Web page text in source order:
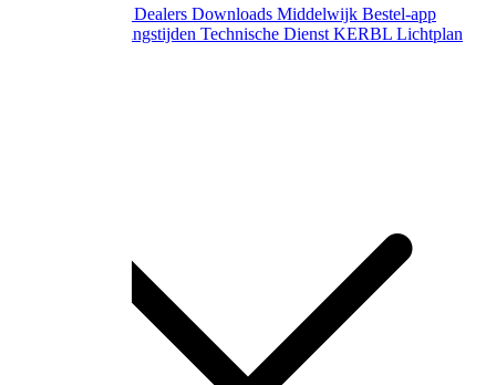
Dealers Downloads Middelwijk Bestel-app
Gewijzigde openingstijden Technische Dienst KERBL Lichtplan